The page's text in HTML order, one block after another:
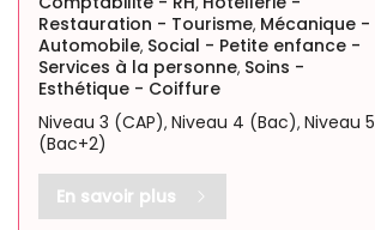
Restauration - Tourisme, Mécanique -
Automobile, Social - Petite enfance -
Services à la personne, Soins -
Esthétique - Coiffure
Niveau 3 (CAP), Niveau 4 (Bac), Niveau 5
(Bac+2)
En savoir plus